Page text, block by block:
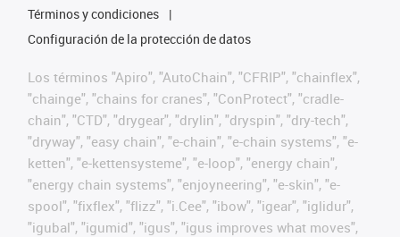
Términos y condiciones
Configuración de la protección de datos
Los términos "Apiro", "AutoChain", "CFRIP", "chainflex",
"chainge", "chains for cranes", "ConProtect", "cradle-
chain", "CTD", "drygear", "drylin", "dryspin", "dry-tech",
"dryway", "easy chain", "e-chain", "e-chain systems", "e-
ketten", "e-kettensysteme", "e-loop", "energy chain",
"energy chain systems", "enjoyneering", "e-skin", "e-
spool", "fixflex", "flizz", "i.Cee", "ibow", "igear", "iglidur",
"igubal", "igumid", "igus", "igus improves what moves",